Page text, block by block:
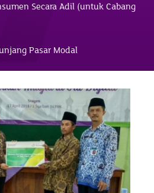
Secara Adil (untuk Cabang
Pasar Modal